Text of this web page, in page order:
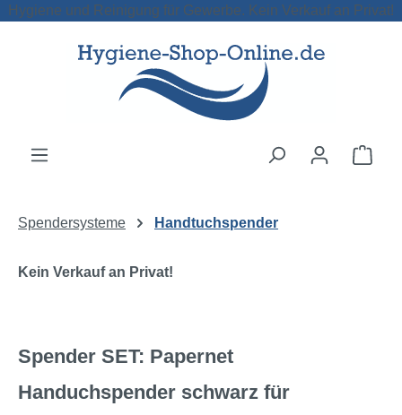
Zum Hauptinhalt springen
Hygiene und Reinigung für Gewerbe. Kein Verkauf an Privat!
Spendersysteme Handtuchspender
Kein Verkauf an Privat!
Spender SET: Papernet
Handuchspender schwarz für